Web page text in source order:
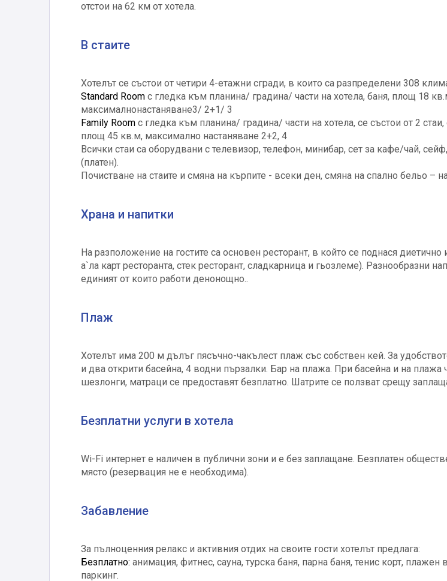
отстои на 62 км от хотела.
В стаите
Хотелът се състои от четири 4-етажни сгради, в които са разпределени 308
Standard Room с гледка към планина/ градина/ части на хотела, баня, площ 18
максималнонастаняване3/ 2+1/ 3
Family Room с гледка към планина/ градина/ части на хотела, се състои от 2
площ 45 кв.м, максимално настаняване 2+2, 4
Всички стаи са оборудвани с телевизор, телефон, минибар, сет за кафе/чай,
(платен).
Почистване на стаите и смяна на кърпите - всеки ден, смяна на спално бельо –
Храна и напитки
На разположение на гостите са основен ресторант, в който се поднася
a`лa карт ресторанта, стек ресторант, сладкарница и гьозлеме). Разнообразни
единият от които работи денонощно..
Плаж
Хотелът има 200 м дълъг пясъчно-чакълест плаж със собствен кей. За
и два открити басейна, 4 водни пързалки. Бар на плажа. При басейна и на
шезлонги, матраци се предоставят безплатно. Шатрите се ползват срещу
Безплатни услуги в хотела
Wi-Fi интернет е наличен в публични зони и е без заплащане. Безплатен
място (резервация не е необходима).
Забавление
За пълноценния релакс и активния отдих на своите гости хотелът предлага:
Безплатно: анимация, фитнес, сауна, турска баня, парна баня, тенис корт, плажен
паркинг.